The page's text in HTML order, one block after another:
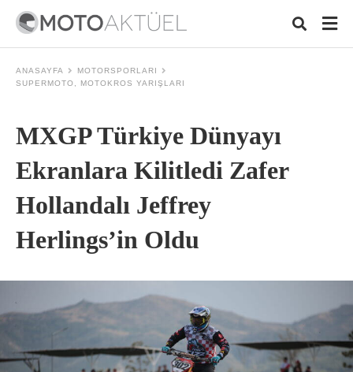
ANASAYFA
MOTORSPORLARI
SUPERMOTO, MOTOKROS YARIŞLARI
MXGP Türkiye Dünyayı
Ekranlara Kilitledi Zafer
Hollandalı Jeffrey
Herlings’in Oldu